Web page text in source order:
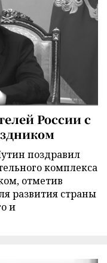
России с
поздравил
комплекса
отметив
развития страны
и